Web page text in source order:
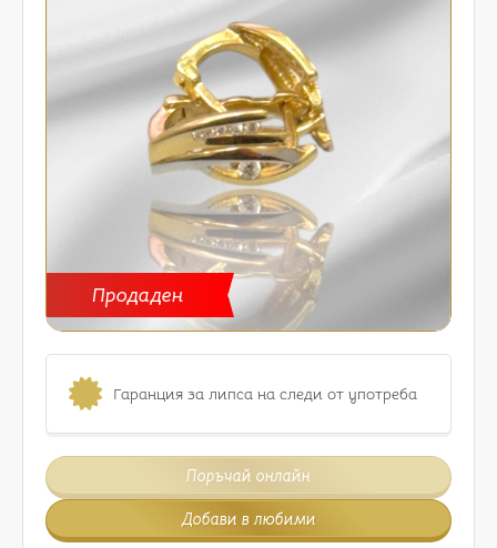
Продаден
Гаранция за липса на следи от употреба
Поръчай онлайн
Добави в любими